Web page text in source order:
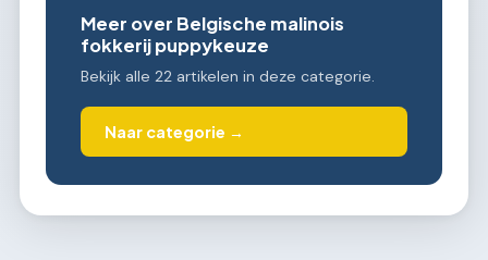
Meer over Belgische malinois
fokkerij puppykeuze
Bekijk alle 22 artikelen in deze categorie.
Naar categorie →